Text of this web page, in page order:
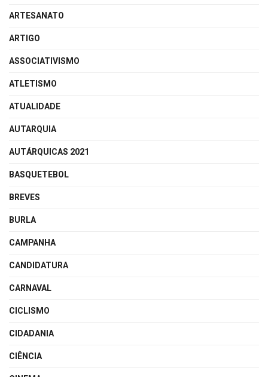
ARTESANATO
ARTIGO
ASSOCIATIVISMO
ATLETISMO
ATUALIDADE
AUTARQUIA
AUTÁRQUICAS 2021
BASQUETEBOL
BREVES
BURLA
CAMPANHA
CANDIDATURA
CARNAVAL
CICLISMO
CIDADANIA
CIÊNCIA